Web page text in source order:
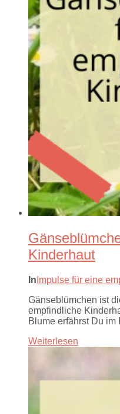
Kinderhaut
In Impulse für eine
Gänseblümchen ist
empfindliche
Blume erfährst Du
Weiterlesen